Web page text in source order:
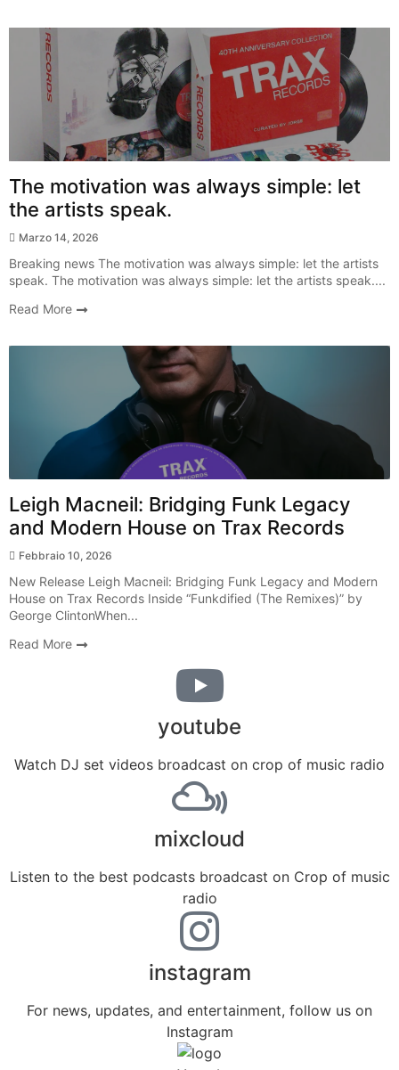
Breaking News
The motivation was always simple: let
the artists speak.
Marzo 14, 2026
Breaking news The motivation was always simple: let the artists
speak. The motivation was always simple: let the artists speak....
Read More
Leigh Macneil: Bridging Funk Legacy
and Modern House on Trax Records
Febbraio 10, 2026
New Release Leigh Macneil: Bridging Funk Legacy and Modern
House on Trax Records Inside “Funkdified (The Remixes)” by
George ClintonWhen...
Read More
youtube
Watch DJ set videos broadcast on crop of music radio
mixcloud
Listen to the best podcasts broadcast on Crop of music
radio
instagram
For news, updates, and entertainment, follow us on
Instagram